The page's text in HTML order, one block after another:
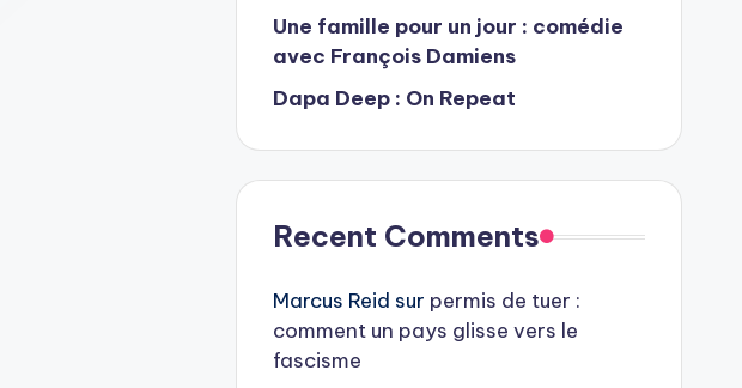
Une famille pour un jour : comédie
avec François Damiens
Dapa Deep : On Repeat
Recent Comments
Marcus Reid sur permis de tuer :
comment un pays glisse vers le
fascisme